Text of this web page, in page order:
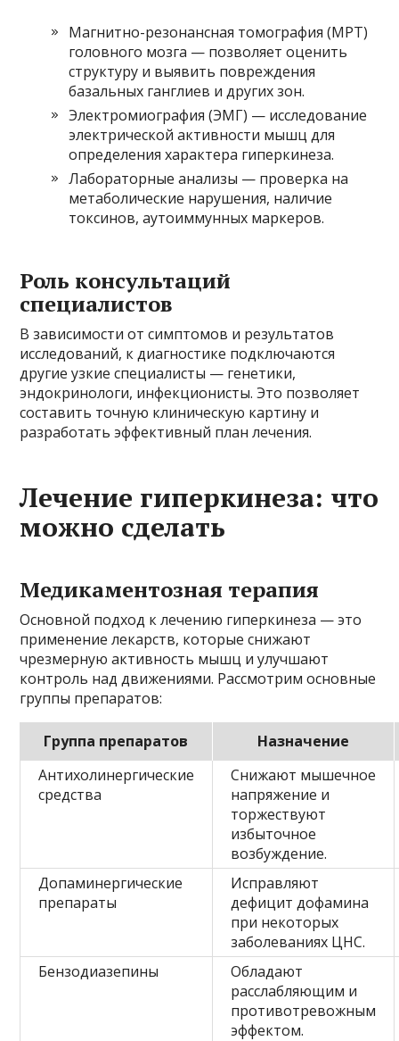
Магнитно-резонансная томография (МРТ)
головного мозга — позволяет оценить
структуру и выявить повреждения
базальных ганглиев и других зон.
Электромиография (ЭМГ) — исследование
электрической активности мышц для
определения характера гиперкинеза.
Лабораторные анализы — проверка на
метаболические нарушения, наличие
токсинов, аутоиммунных маркеров.
Роль консультаций
специалистов
В зависимости от симптомов и результатов
исследований, к диагностике подключаются
другие узкие специалисты — генетики,
эндокринологи, инфекционисты. Это позволяет
составить точную клиническую картину и
разработать эффективный план лечения.
Лечение гиперкинеза: что
можно сделать
Медикаментозная терапия
Основной подход к лечению гиперкинеза — это
применение лекарств, которые снижают
чрезмерную активность мышц и улучшают
контроль над движениями. Рассмотрим основные
группы препаратов:
Группа препаратов
Назначение
Антихолинергические
средства
Снижают мышечное
напряжение и
торжествуют
избыточное
возбуждение.
Допаминергические
препараты
Исправляют
дефицит дофамина
при некоторых
заболеваниях ЦНС.
Бензодиазепины
Обладают
расслабляющим и
противотревожным
эффектом.